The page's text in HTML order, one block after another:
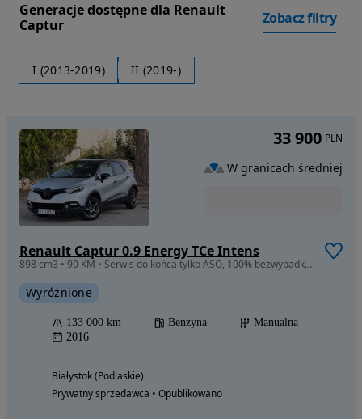
Generacje dostępne dla Renault
Captur
Zobacz filtry
I (2013-2019) II (2019-)
Renault Captur 0.9 Energy TCe Intens
898 cm3 • 90 KM • Serwis do końca tylko ASO, 100% bezwypadkowy, od 1 wł , opłaty na rok
Wyróżnione
133 000 km Benzyna
Manualna
2016
Białystok (Podlaskie)
Prywatny sprzedawca • Opublikowano
33 900 PLN
W granicach średniej